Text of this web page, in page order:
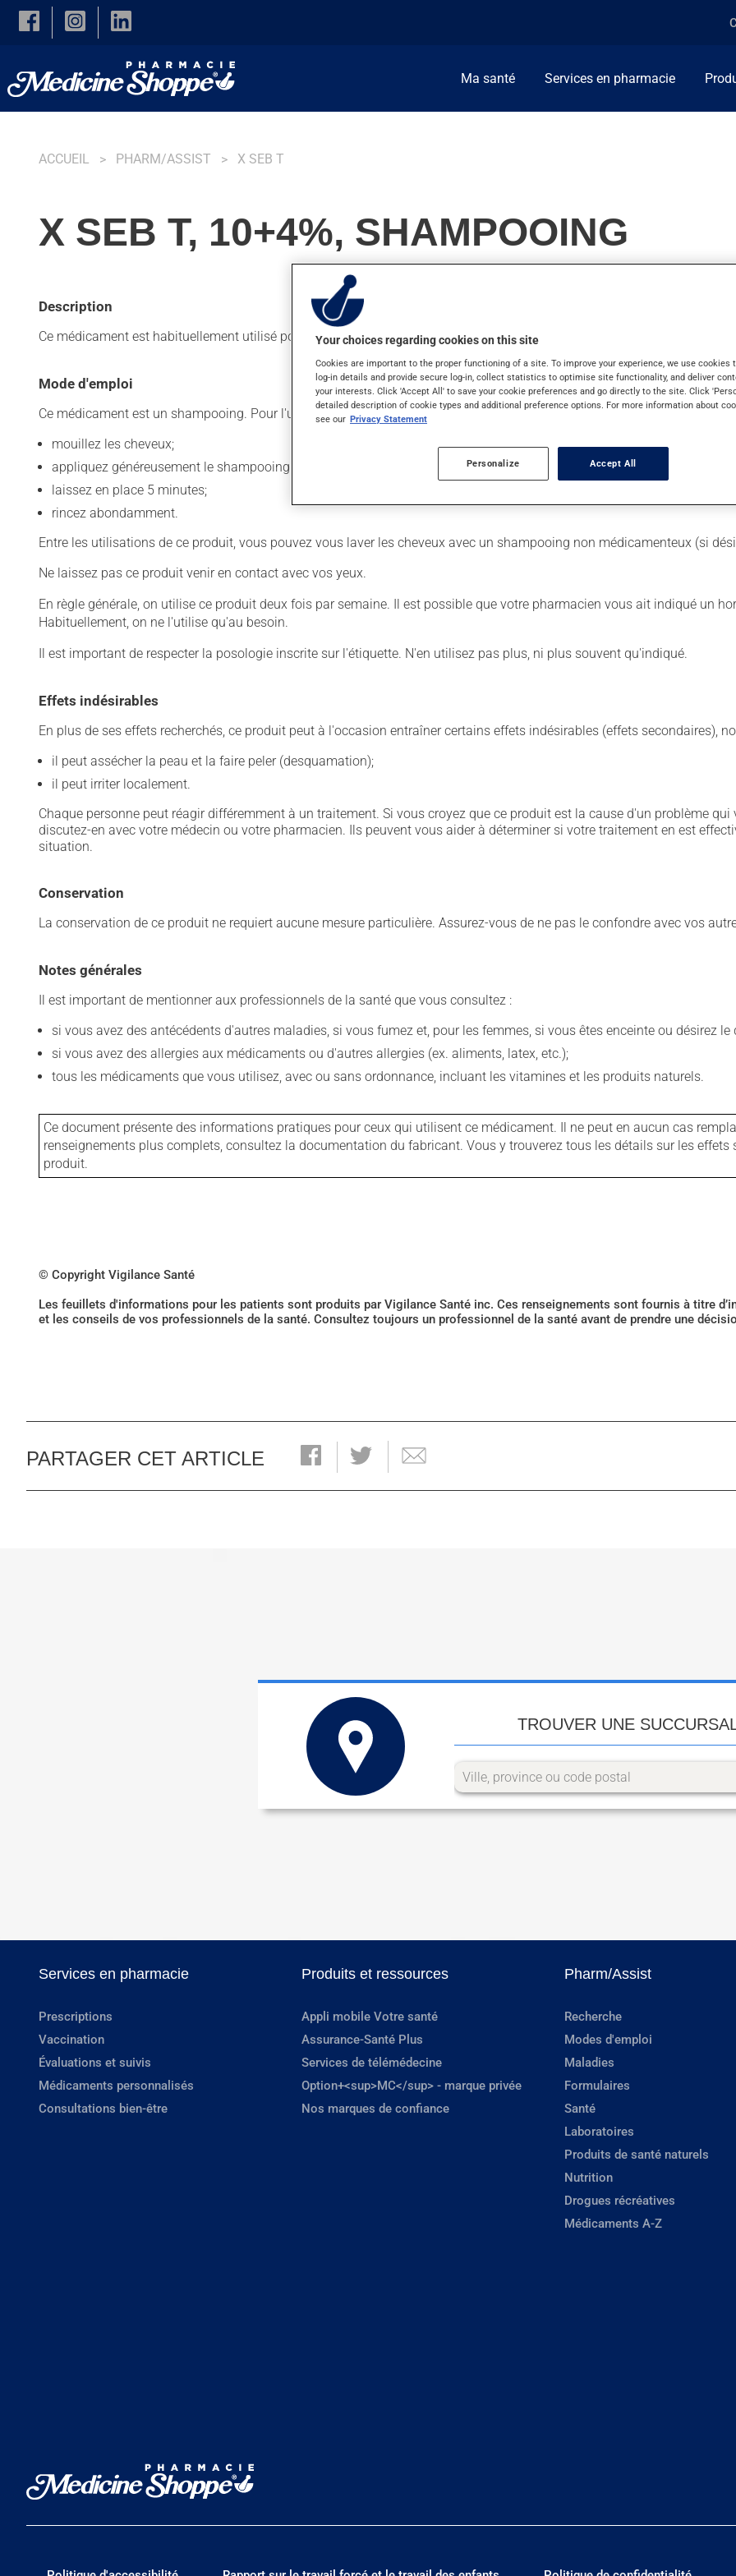
Skip to main content
Ma santé Services en pharmacie
ACCUEIL PHARM/ASSIST X SEB T
X SEB T, 10+4%, SHAMPOOING
Description
Ce médicament est habituellement utilisé pour la dermatite séborrhéique ou pour les pellicules.
Mode d'emploi
Ce médicament est un shampooing. Pour l'utiliser :
mouillez les cheveux;
appliquez généreusement le shampooing et faites mousser;
laissez en place 5 minutes;
rincez abondamment.
Entre les utilisations de ce produit, vous pouvez vous laver les cheveux avec un shampooing non médicamenteux (si
Ne laissez pas ce produit venir en contact avec vos yeux.
En règle générale, on utilise ce produit deux fois par semaine. Il est possible que votre pharmacien vous ait indiqué un
Habituellement, on ne l'utilise qu'au besoin.
Il est important de respecter la posologie inscrite sur l'étiquette. N'en utilisez pas plus, ni plus souvent qu'indiqué.
Effets indésirables
En plus de ses effets recherchés, ce produit peut à l'occasion entraîner certains effets indésirables (effets secondaires),
il peut assécher la peau et la faire peler (desquamation);
il peut irriter localement.
Chaque personne peut réagir différemment à un traitement. Si vous croyez que ce produit est la cause d'un problème
discutez-en avec votre médecin ou votre pharmacien. Ils peuvent vous aider à déterminer si votre traitement en est
situation.
Conservation
La conservation de ce produit ne requiert aucune mesure particulière. Assurez-vous de ne pas le confondre avec vos
Notes générales
Il est important de mentionner aux professionnels de la santé que vous consultez :
si vous avez des antécédents d'autres maladies, si vous fumez et, pour les femmes, si vous êtes enceinte ou désirez le
si vous avez des allergies aux médicaments ou d'autres allergies (ex. aliments, latex, etc.);
tous les médicaments que vous utilisez, avec ou sans ordonnance, incluant les vitamines et les produits naturels.
Ce document présente des informations pratiques pour ceux qui utilisent ce médicament. Il ne peut en aucun cas
renseignements plus complets, consultez la documentation du fabricant. Vous y trouverez tous les détails sur les
produit.
© Copyright Vigilance Santé
Les feuillets d'informations pour les patients sont produits par Vigilance Santé inc. Ces renseignements sont fournis à titre
et les conseils de vos professionnels de la santé. Consultez toujours un professionnel de la santé avant de prendre une
PARTAGER CET ARTICLE
TROUVER UNE
Services en pharmacie
Prescriptions
Vaccination
Évaluations et suivis
Médicaments personnalisés
Consultations bien-être
Produits et ressources
Appli mobile Votre santé
Assurance-Santé Plus
Services de télémédecine
Option+<sup>MC</sup> - marque privée
Nos marques de confiance
Pharm/Assist
Recherche
Modes d'emploi
Maladies
Formulaires
Santé
Laboratoires
Produits de santé naturels
Nutrition
Drogues récréatives
Médicaments A-Z
Your choices regarding cookies on this site
Cookies are important to the proper functioning of a site. To improve your experience, we use cookies
log-in details and provide secure log-in, collect statistics to optimise site functionality, and deliver
your interests. Click 'Accept All' to save your cookie preferences and go directly to the site. Click
detailed description of cookie types and additional preference options. For more information about
see our Privacy Statement
Personalize Accept All